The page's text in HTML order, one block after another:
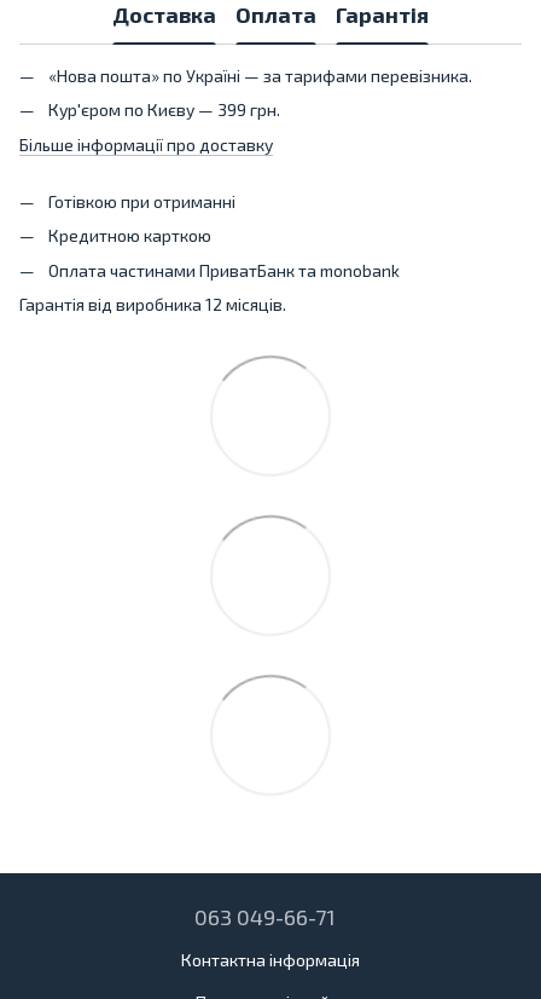
Доставка Оплата Гарантія
«Нова пошта» по Україні — за тарифами перевізника.
Кур'єром по Києву — 399 грн.
Більше інформації про доставку
Готівкою при отриманні
Кредитною карткою
Оплата частинами ПриватБанк та monobank
Гарантія від виробника 12 місяців.
063 049-66-71
Контактна інформація